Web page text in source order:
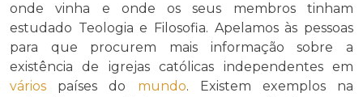
onde vinha e onde os seus membros tinham
estudado Teologia e Filosofia. Apelamos às pessoas
para que procurem mais informação sobre a
existência de igrejas católicas independentes em
vários países do mundo. Existem exemplos na